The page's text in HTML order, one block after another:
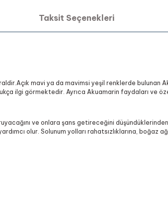
Taksit Seçenekleri
mavi ya da mavimsi yeşil renklerde bulunan
ilgi görmektedir. Ayrıca Akuamarin faydaları ve
ve onlara şans getireceğini
olur. Solunum yolları rahatsızlıklarına, boğaz